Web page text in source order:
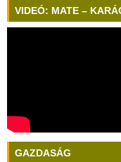
VIDEÓ: MATE –
GAZDASÁG